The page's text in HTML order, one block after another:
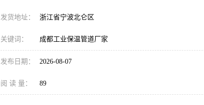
发货地址： 浙江省宁波北仑区
关键词： 成都工业保温管道厂家
发布日期： 2026-08-07
阅 读 量： 89